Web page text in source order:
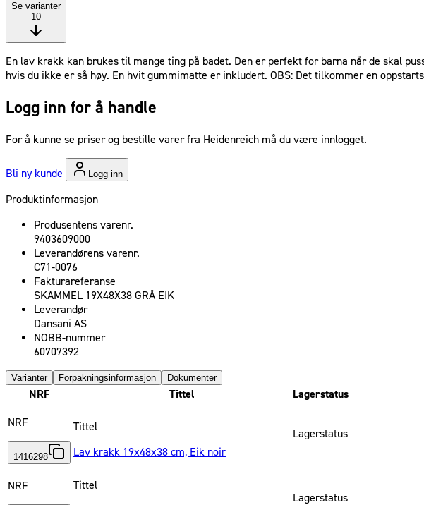
Se varianter
10
En lav krakk kan brukes til mange ting på badet. Den er perfekt for barna når de skal
hvis du ikke er så høy. En hvit gummimatte er inkludert. OBS: Det tilkommer en
Logg inn for å handle
For å kunne se priser og bestille varer fra Heidenreich må du være innlogget.
Bli ny kunde Logg inn
Produktinformasjon
Produsentens varenr.
9403609000
Leverandørens varenr.
C71-0076
Fakturareferanse
SKAMMEL 19X48X38 GRÅ EIK
Leverandør
Dansani AS
NOBB-nummer
60707392
Varianter Forpakningsinformasjon Dokumenter
NRF Tittel
Lagerstatus
NRF
1416298
Tittel
Lav krakk 19x48x38 cm, Eik noir
Lagerstatus
NRF
Tittel
Lagerstatus